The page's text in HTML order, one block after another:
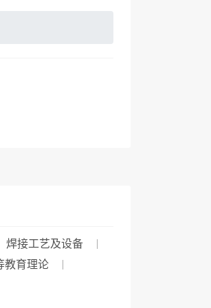
焊接工艺及设备
教育理论